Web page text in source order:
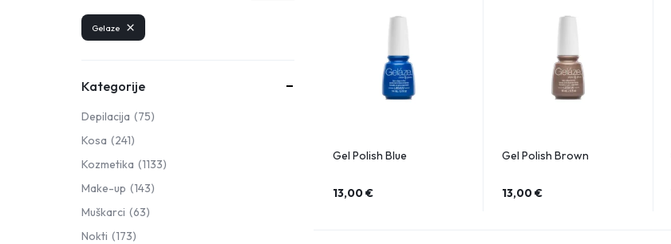
Gel Polish Blue
13,00€
Gel Polish Brown
13,00€
Gelaze
Kategorije
Depilacija
75
Kosa
241
Kozmetika
1133
Make-up
143
Muškarci
63
Nokti
173